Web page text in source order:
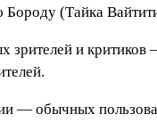
Бороду (Тайка
и
— обычных